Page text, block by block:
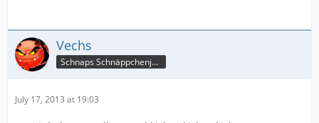
Vechs
Schnaps Schnäppchenjäger
July 17, 2013 at 19:03